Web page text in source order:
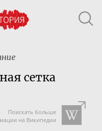
сетка
Поискать больше
на Википедии